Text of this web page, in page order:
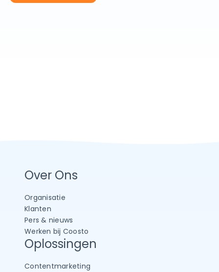
Over Ons
Organisatie
Klanten
Pers & nieuws
Werken bij Coosto
Oplossingen
Contentmarketing